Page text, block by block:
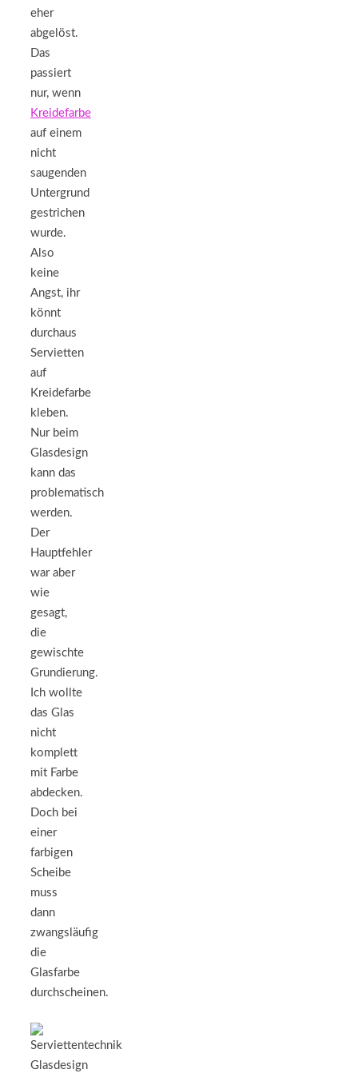
eher
abgelöst.
Das
passiert
nur, wenn
Kreidefarbe
auf einem
nicht
saugenden
Untergrund
gestrichen
wurde.
Also
keine
Angst, ihr
könnt
durchaus
Servietten
auf
Kreidefarbe
kleben.
Nur beim
Glasdesign
kann das
problematisch
werden.
Der
Hauptfehler
war aber
wie
gesagt,
die
gewischte
Grundierung.
Ich wollte
das Glas
nicht
komplett
mit Farbe
abdecken.
Doch bei
einer
farbigen
Scheibe
muss
dann
zwangsläufig
die
Glasfarbe
durchscheinen.